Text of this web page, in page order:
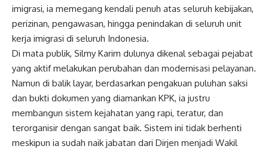
imigrasi, ia memegang kendali penuh atas seluruh kebijakan,
perizinan, pengawasan, hingga penindakan di seluruh unit
kerja imigrasi di seluruh Indonesia.
Di mata publik, Silmy Karim dulunya dikenal sebagai pejabat
yang aktif melakukan perubahan dan modernisasi pelayanan.
Namun di balik layar, berdasarkan pengakuan puluhan saksi
dan bukti dokumen yang diamankan KPK, ia justru
membangun sistem kejahatan yang rapi, teratur, dan
terorganisir dengan sangat baik. Sistem ini tidak berhenti
meskipun ia sudah naik jabatan dari Dirjen menjadi Wakil